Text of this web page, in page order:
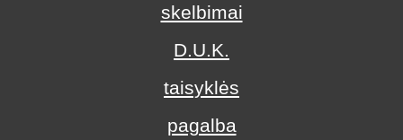
skelbimai
D.U.K.
taisyklės
pagalba